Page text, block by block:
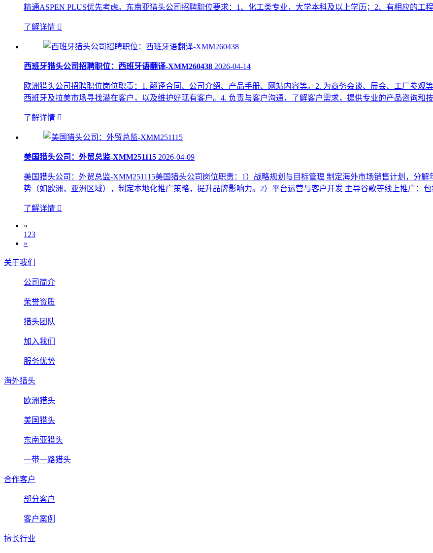
精通ASPEN PLUS优先考虑。东南亚猎头公司招聘职位要求：1、化工类专业，大学本科及以上学历；2、有相应的工
了解详情 
西班牙猎头公司招聘职位：西班牙语翻译-XMM260438 2026-04-14
欧洲猎头公司招聘职位岗位职责：1. 翻译合同、公司介绍、产品手册、网站内容等。2. 为商务会谈、展会、工厂参观
西班牙及拉美市场寻找潜在客户，以及维护好现有客户。4. 负责与客户沟通，了解客户需求，提供专业的产品咨询和
了解详情 
美国猎头公司：外贸总监-XMM251115 2026-04-09
美国猎头公司：外贸总监-XMM251115美国猎头公司岗位职责：1）战略规划与目标管理 制定海外市场销售计划，分
势（如欧洲，亚洲区域），制定本地化推广策略，提升品牌影响力。2）平台运营与客户开发 主导谷歌等线上推广：
了解详情 
«
1 23
»
关于我们
公司简介
荣誉资质
猎头团队
加入我们
服务优势
海外猎头
欧洲猎头
美国猎头
东南亚猎头
一带一路猎头
合作客户
部分客户
客户案例
擅长行业